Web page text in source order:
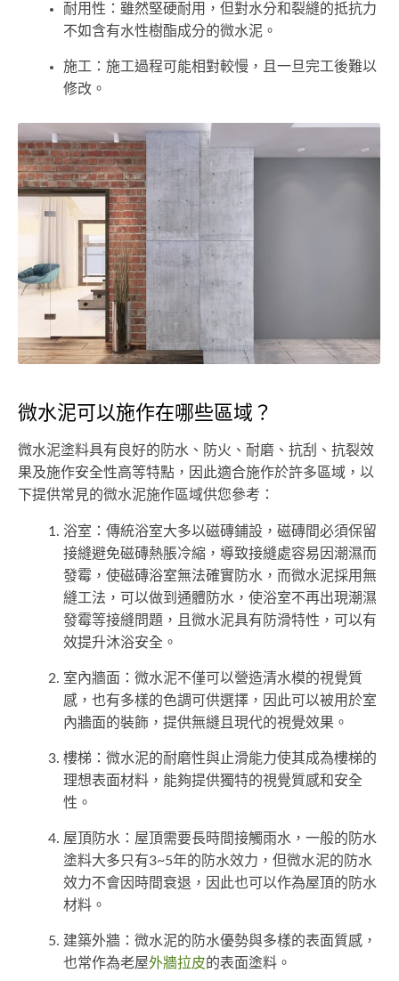
耐用性：雖然堅硬耐用，但對水分和裂縫的抵抗力
不如含有水性樹酯成分的微水泥。
施工：施工過程可能相對較慢，且一旦完工後難以
修改。
微水泥可以施作在哪些區域？
微水泥塗料具有良好的防水、防火、耐磨、抗刮、抗裂效
果及施作安全性高等特點，因此適合施作於許多區域，以
下提供常見的微水泥施作區域供您參考：
浴室：傳統浴室大多以磁磚鋪設，磁磚間必須保留
接縫避免磁磚熱脹冷縮，導致接縫處容易因潮濕而
發霉，使磁磚浴室無法確實防水，而微水泥採用無
縫工法，可以做到通體防水，使浴室不再出現潮濕
發霉等接縫問題，且微水泥具有防滑特性，可以有
效提升沐浴安全。
室內牆面：微水泥不僅可以營造清水模的視覺質
感，也有多樣的色調可供選擇，因此可以被用於室
內牆面的裝飾，提供無縫且現代的視覺效果。
樓梯：微水泥的耐磨性與止滑能力使其成為樓梯的
理想表面材料，能夠提供獨特的視覺質感和安全
性。
屋頂防水：屋頂需要長時間接觸雨水，一般的防水
塗料大多只有3~5年的防水效力，但微水泥的防水
效力不會因時間衰退，因此也可以作為屋頂的防水
材料。
建築外牆：微水泥的防水優勢與多樣的表面質感，
也常作為老屋外牆拉皮的表面塗料。